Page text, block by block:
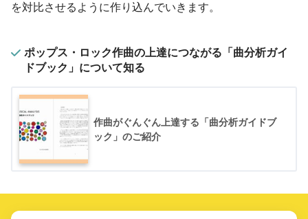
を対比させるように作り込んでいきます。
ポップス・ロック作曲の上達につながる「曲分析ガイ
ドブック」について知る
作曲がぐんぐん上達する「曲分析ガイドブ
ック」のご紹介